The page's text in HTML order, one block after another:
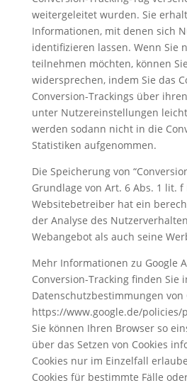
weitergeleitet wurden. Sie
Informationen, mit denen sich
identifizieren lassen. Wenn Sie
teilnehmen möchten, können
widersprechen, indem Sie das
Conversion-Trackings über
unter Nutzereinstellungen
werden sodann nicht in die
Statistiken aufgenommen.
Die Speicherung von
Grundlage von Art. 6 Abs. 1 lit. f
Websitebetreiber hat ein
der Analyse des
Webangebot als auch seine
Mehr Informationen zu Google
Conversion-Tracking finden Sie
Datenschutzbestimmungen von
https://www.google.de/policies/
Sie können Ihren Browser so
über das Setzen von Cookies
Cookies nur im Einzelfall
Cookies für bestimmte Fälle